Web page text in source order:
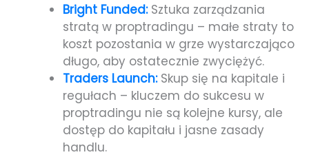
Bright Funded:Sztuka zarządzania
stratą w proptradingu – małe straty to
koszt pozostania w grze wystarczająco
długo, aby ostatecznie zwyciężyć.
Traders Launch:Skup się na kapitale i
regułach – kluczem do sukcesu w
proptradingu nie są kolejne kursy, ale
dostęp do kapitału i jasne zasady
handlu.